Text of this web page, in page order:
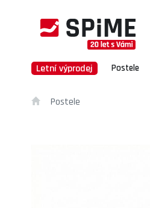
Letní výprodej Postele
Postele